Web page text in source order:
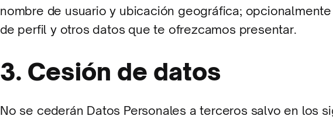
nombre de usuario y ubicación geográfica;
de perfil y otros datos que te ofrezcamos presentar.
3. Cesión de datos
No se cederán Datos Personales a terceros salvo en los